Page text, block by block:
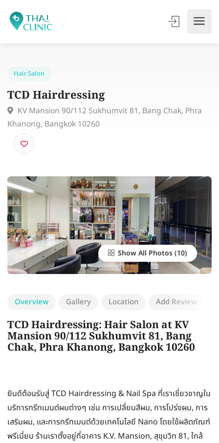
TCD Hairdressing
KV Mansion 90/112 Sukhumvit 81, Bang Chak, Phra
Khanong, Bangkok 10260
Show All Photos
Overview Gallery Location Add Review
TCD Hairdressing: Hair Salon at KV
Mansion 90/112 Sukhumvit 81, Bang
Chak, Phra Khanong, Bangkok 10260
ยินดีต้อนรับสู่ TCD Hairdressing & Nail Spa ที่เราเชี่ยวชาญใน
บริการทรีทเมนต์ผมต่างๆ เช่น การเปลี่ยนสีผม, การโปร่งผม, การ
เสริมผม, และการทรีทเมนต์ด้วยเทคโนโลยี Nano โดยใช้ผลิตภัณฑ์
พรีเมี่ยม ร้านเราตั้งอยู่ที่อาคาร K.V. Mansion, สุขุมวิท 81, ใกล้